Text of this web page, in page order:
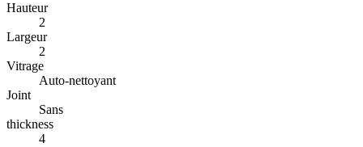
Hauteur
2
Largeur
2
Vitrage
Auto-nettoyant
Joint
Sans
thickness
4